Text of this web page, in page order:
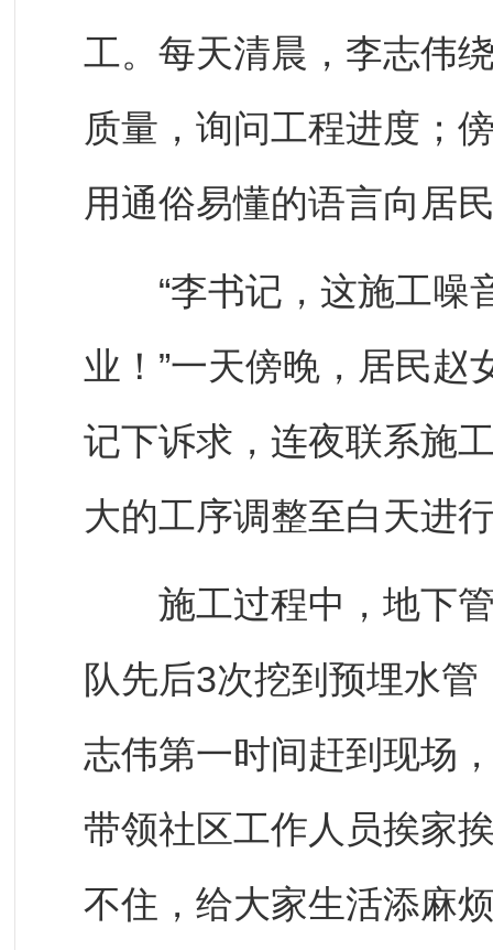
工。每天清晨，李志伟
质量，询问工程进度；
用通俗易懂的语言向居
“李书记，这施工噪
业！”一天傍晚，居民赵
记下诉求，连夜联系施
大的工序调整至白天进
施工过程中，地下管
队先后3次挖到预埋水
志伟第一时间赶到现场
带领社区工作人员挨家
不住，给大家生活添麻